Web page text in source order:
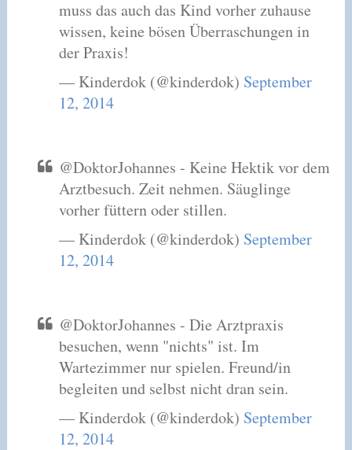
muss das auch das Kind vorher zuhause
wissen, keine bösen Überraschungen in
der Praxis!
— Kinderdok (@kinderdok) September
12, 2014
@DoktorJohannes - Keine Hektik vor dem
Arztbesuch. Zeit nehmen. Säuglinge
vorher füttern oder stillen.
— Kinderdok (@kinderdok) September
12, 2014
@DoktorJohannes - Die Arztpraxis
besuchen, wenn "nichts" ist. Im
Wartezimmer nur spielen. Freund/in
begleiten und selbst nicht dran sein.
— Kinderdok (@kinderdok) September
12, 2014